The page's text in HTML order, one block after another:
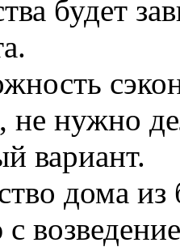
будет
не нужно
вариант.
дома из